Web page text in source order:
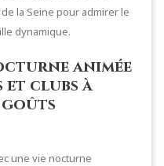
la Seine pour admirer le
dynamique.
animée
et clubs à
goûts
une vie nocturne